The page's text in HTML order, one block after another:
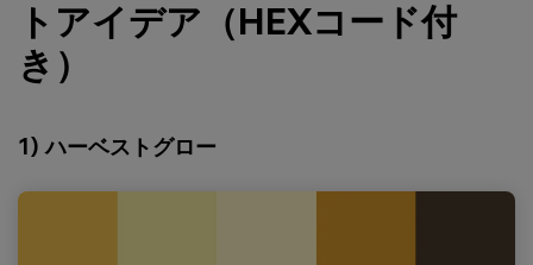
トアイデア（HEXコード付
き）
1) ハーベストグロー